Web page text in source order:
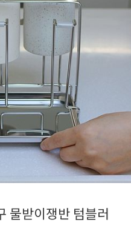
물받이쟁반 텀블러